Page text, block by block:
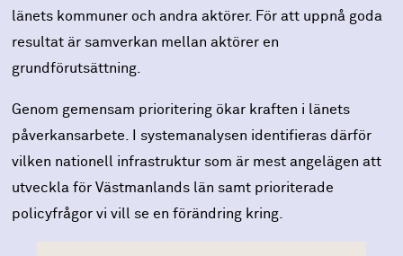
länets kommuner och andra aktörer. För att uppnå goda
resultat är samverkan mellan aktörer en
grundförutsättning.
Genom gemensam prioritering ökar kraften i länets
påverkansarbete. I systemanalysen identifieras därför
vilken nationell infrastruktur som är mest angelägen att
utveckla för Västmanlands län samt prioriterade
policyfrågor vi vill se en förändring kring.